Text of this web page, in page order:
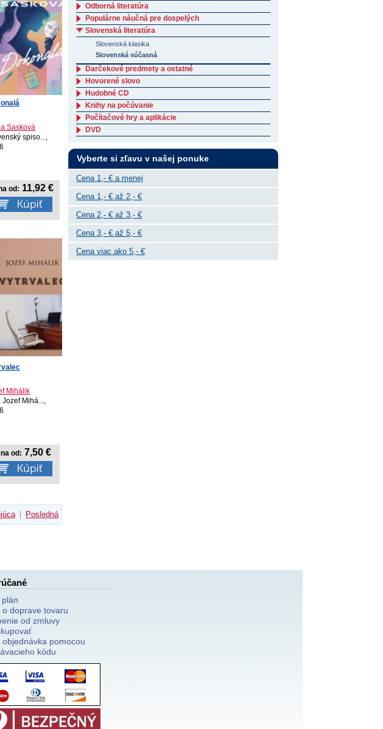
Sasková
spiso...,
od: 11,92 €
Mihálik
Jozef Mihá...,
od: 7,50 €
Posledná
Odborná literatúra
Populárne náučná pre dospelých
Slovenská literatúra
Slovenská klasika
Slovenská súčasná
Darčekové predmety a ostatné
Hovorené slovo
Hudobné CD
Knihy na počúvanie
Počítačové hry a aplikácie
DVD
Vyberte si zľavu v našej ponuke
Cena 1,- € a menej
Cena 1,- € až 2,- €
Cena 2,- € až 3,- €
Cena 3,- € až 5,- €
Cena viac ako 5,- €
plán
o doprave tovaru
od zmluvy
objednávka pomocou
kódu